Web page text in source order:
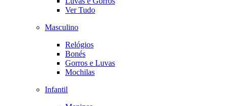
Ver Tudo
Masculino
Relógios
Bonés
Gorros e Luvas
Mochilas
Infantil